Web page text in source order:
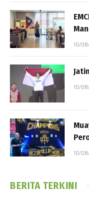
10/
10/
10/
BERITA TERKINI